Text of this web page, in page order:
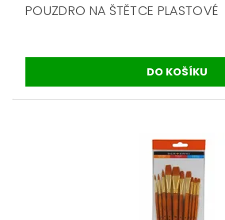
POUZDRO NA ŠTĚTCE PLASTOVÉ